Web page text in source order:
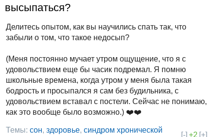
высыпаться?
Делитесь опытом, как вы научились спать так, что
забыли о том, что такое недосып?
(Меня постоянно мучает утром ощущение, что я с
удовольствием еще бы часик подремал. Я помню
школьные времена, когда утром у меня была такая
бодрость и просыпался я сам без будильника, с
удовольствием вставал с постели. Сейчас не понимаю,
как это вообще было возможно.) ❤️❤️
[-] +2 [+]
Темы: сон, здоровье, синдром хронической